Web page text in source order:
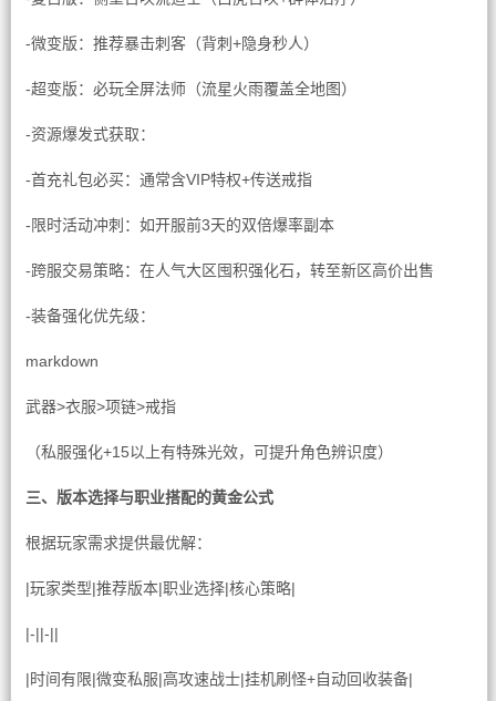
-微变版：推荐暴击刺客（背刺+隐身秒人）
-超变版：必玩全屏法师（流星火雨覆盖全地图）
-资源爆发式获取：
-首充礼包必买：通常含VIP特权+传送戒指
-限时活动冲刺：如开服前3天的双倍爆率副本
-跨服交易策略：在人气大区囤积强化石，转至新区高价出售
-装备强化优先级：
markdown
武器>衣服>项链>戒指
（私服强化+15以上有特殊光效，可提升角色辨识度）
三、版本选择与职业搭配的黄金公式
根据玩家需求提供最优解：
|玩家类型|推荐版本|职业选择|核心策略|
|-||-||
|时间有限|微变私服|高攻速战士|挂机刷怪+自动回收装备|